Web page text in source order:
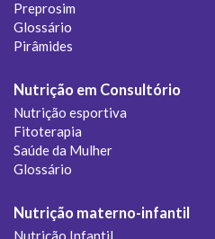
Preprosim
Glossário
Pirâmides
Nutrição em Consultório
Nutrição esportiva
Fitoterapia
Saúde da Mulher
Glossário
Nutrição materno-infantil
Nutrição Infantil